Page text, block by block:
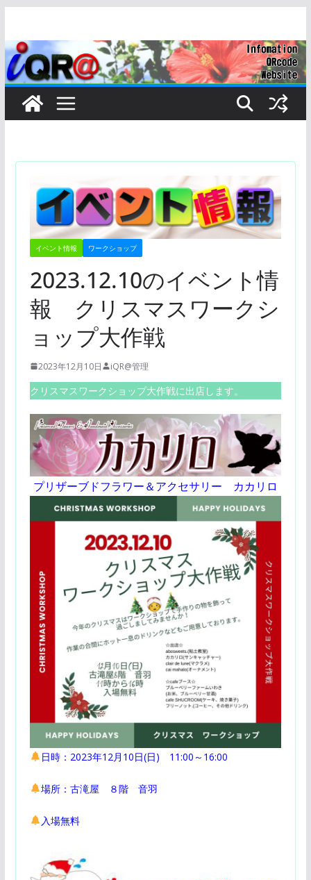
テ
ン
イベント情報 ワークショップ
2023.12.10のイベント情
報 クリスマスワークシ
ョップ大作戦
2023年12月10日 iQR@管理
クリスマスワークショップ大作戦に出店します。
プリザーブドフラワー＆アクセサリー カカリロ
日時：2023年12月10日(日) 11:00～16:00
場所：古滝屋 ８階 音羽
入場無料